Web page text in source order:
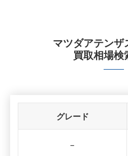
マツダアテンザ
買取相場検
グレード
−